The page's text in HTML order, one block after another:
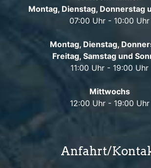
Montag, Dienstag, Donnerstag
07:00 Uhr - 10:00 Uhr
Montag, Dienstag,
Freitag, Samstag und
11:00 Uhr - 19:00 Uhr
Mittwochs
12:00 Uhr - 19:00 Uhr
Anfahrt/